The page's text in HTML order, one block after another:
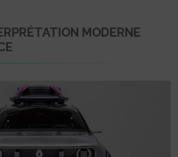
MODERNE